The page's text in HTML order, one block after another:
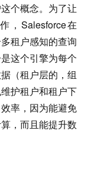
个概念。为了让
，Salesforce在
租户感知的查询
这个引擎为每个
（租户层的，组
护租户和租户下
率，因为能避免
，而且能提升数